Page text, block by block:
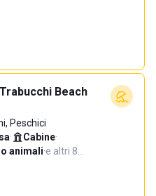
Beach
Peschici
· Cabine·
animali·e altri 8…